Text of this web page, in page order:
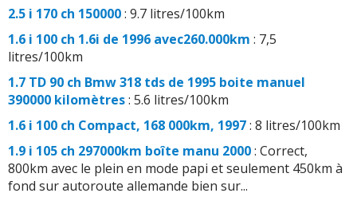
2.5 i 170 ch 150000: 9.7 litres/100km
1.6 i 100 ch 1.6i de 1996 avec260.000km : 7,5
litres/100km
1.7 TD 90 ch Bmw 318 tds de 1995 boite manuel
390000 kilomètres: 5.6 litres/100km
1.6 i 100 ch Compact, 168 000km, 1997: 8 litres/100km
1.9 i 105 ch 297000km boîte manu 2000: Correct,
800km avec le plein en mode papi et seulement 450km à
fond sur autoroute allemande bien sur...